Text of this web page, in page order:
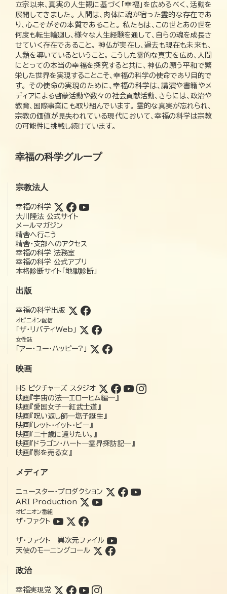
立宗以来、真実の人生観に基づく「幸福」を広めるべく、活動を
展開してきました。 人間は、肉体に魂が宿った霊的な存在であ
り、心こそがその本質であること。 私たちは、この世とあの世を
何度も転生輪廻し、様々な人生経験を通して、自らの魂を成長さ
せていく存在であること。 神仏が実在し、過去も現在も未来も、
人類を導いているということ。 こうした霊的な真実を広め、人間
にとっての本当の幸福を探究すると共に、神仏の願う平和で繁
栄した世界を実現することこそ、幸福の科学の使命であり目的で
す。 その使命の実現のために、幸福の科学は、講演や書籍やメ
ディアによる啓蒙活動や数々の社会貢献活動、さらには、政治や
教育、国際事業にも取り組んでいます。 霊的な真実が忘れられ、
宗教の価値が見失われている現代において、幸福の科学は宗教
の可能性に挑戦し続けています。
幸福の科学グループ
宗教法人
幸福の科学
大川隆法 公式サイト
メールマガジン
精舎へ行こう
精舎・支部へのアクセス
幸福の科学 法務室
幸福の科学 公式アプリ
本格診断サイト「地獄診断」
出版
幸福の科学出版
オピニオン配信
「ザ・リバティWeb」
女性誌
「アー・ユー・ハッピー?」
映画
HS ピクチャーズ スタジオ
映画『宇宙の法―エローヒム編―』
映画『愛国女子―紅武士道』
映画『呪い返し師—塩子誕生』
映画『レット・イット・ビー』
映画『二十歳に還りたい。』
映画『ドラゴン・ハート―霊界探訪記―』
映画『影を売る女』
メディア
ニュースター・プロダクション
ARI Production
オピニオン番組
ザ・ファクト
ザ・ファクト 異次元ファイル
天使のモーニングコール
政治
幸福実現党